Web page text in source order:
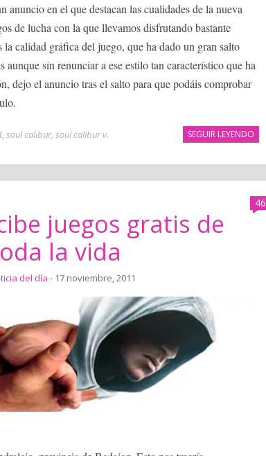
anuncio en el que destacan las cualidades de la nueva
de lucha con la que llevamos disfrutando bastante
calidad gráfica del juego, que ha dado un gran salto
aunque sin renunciar a ese estilo tan característico que ha
dejo el anuncio tras el salto para que podáis comprobar
SEGUIR LEYENDO
, soul calibur, soul calibur v.
46
juegos gratis de
la vida
del día - 17 noviembre, 2011